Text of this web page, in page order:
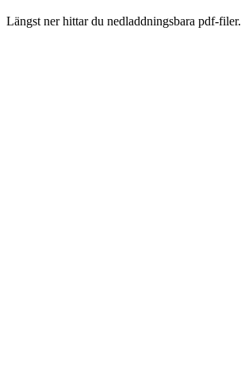
Längst ner hittar du nedladdningsbara pdf-filer.